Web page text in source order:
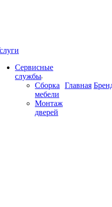
Сервисные
службы
Сборка
мебели
Монтаж
дверей
Главная